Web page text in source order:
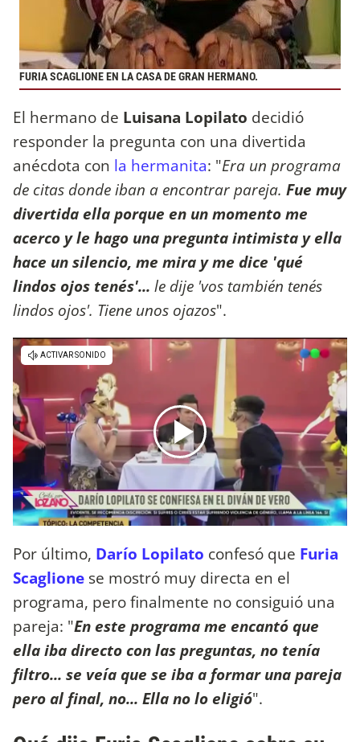
FURIA SCAGLIONE EN LA CASA DE GRAN HERMANO.
El hermano de Luisana Lopilato decidió
responder la pregunta con una divertida
anécdota con la hermanita: "Era un programa
de citas donde iban a encontrar pareja. Fue muy
divertida ella porque en un momento me
acerco y le hago una pregunta intimista y ella
hace un silencio, me mira y me dice 'qué
lindos ojos tenés'... le dije 'vos también tenés
lindos ojos'. Tiene unos ojazos".
Por último, Darío Lopilato confesó que Furia
Scaglione se mostró muy directa en el
programa, pero finalmente no consiguió una
pareja: "En este programa me encantó que
ella iba directo con las preguntas, no tenía
filtro... se veía que se iba a formar una pareja
pero al final, no... Ella no lo eligió".